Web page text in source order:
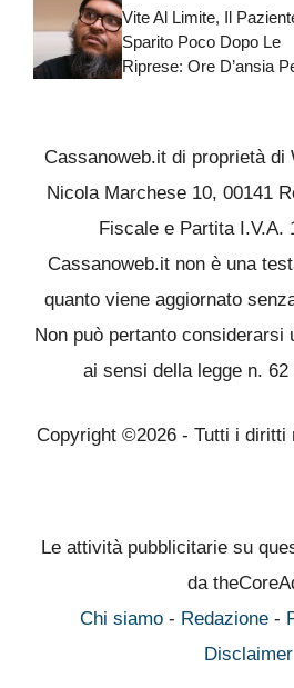
Vite Al Limite, Il
Sparito Poco Dopo Le
Riprese: Ore D’ansia
Cassanoweb.it di proprietà di
Nicola Marchese 10, 00141
Fiscale e Partita I.V.A.
Cassanoweb.it non è una
quanto viene aggiornato
Non può pertanto considerarsi
ai sensi della legge n. 62
Copyright ©2026 - Tutti i diritti
Le attività pubblicitarie su
da
Chi siamo- Redazione-
Disclaimer